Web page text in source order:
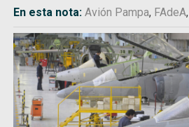
En esta nota:Avión Pampa, FAdeA,